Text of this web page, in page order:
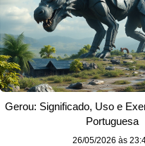
Gerou: Significado, Uso e
Portuguesa
26/05/2026 às